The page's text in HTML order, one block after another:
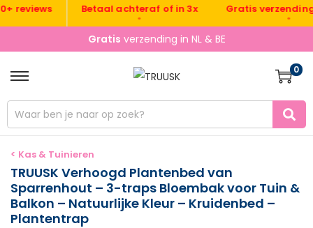
Betaal achteraf of in 3x Gratis verzending NL
Gratis verzending in NL & BE
0
< Kas & Tuinieren
TRUUSK Verhoogd Plantenbed van
Sparrenhout – 3-traps Bloembak voor Tuin &
Balkon – Natuurlijke Kleur – Kruidenbed –
Plantentrap